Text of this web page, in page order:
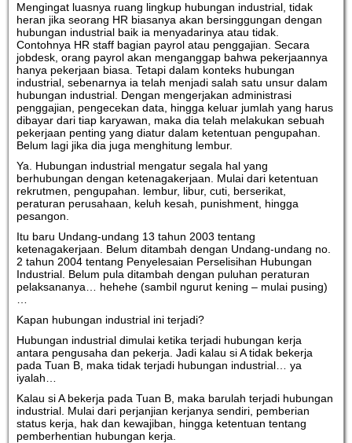
Mengingat luasnya ruang lingkup hubungan industrial, tidak
heran jika seorang HR biasanya akan bersinggungan dengan
hubungan industrial baik ia menyadarinya atau tidak.
Contohnya HR staff bagian payrol atau penggajian. Secara
jobdesk, orang payrol akan menganggap bahwa pekerjaannya
hanya pekerjaan biasa. Tetapi dalam konteks hubungan
industrial, sebenarnya ia telah menjadi salah satu unsur dalam
hubungan industrial. Dengan mengerjakan administrasi
penggajian, pengecekan data, hingga keluar jumlah yang harus
dibayar dari tiap karyawan, maka dia telah melakukan sebuah
pekerjaan penting yang diatur dalam ketentuan pengupahan.
Belum lagi jika dia juga menghitung lembur.
Ya. Hubungan industrial mengatur segala hal yang
berhubungan dengan ketenagakerjaan. Mulai dari ketentuan
rekrutmen, pengupahan. lembur, libur, cuti, berserikat,
peraturan perusahaan, keluh kesah, punishment, hingga
pesangon.
Itu baru Undang-undang 13 tahun 2003 tentang
ketenagakerjaan. Belum ditambah dengan Undang-undang no.
2 tahun 2004 tentang Penyelesaian Perselisihan Hubungan
Industrial. Belum pula ditambah dengan puluhan peraturan
pelaksananya… hehehe (sambil ngurut kening – mulai pusing)
Kapan hubungan industrial ini terjadi?
Hubungan industrial dimulai ketika terjadi hubungan kerja
antara pengusaha dan pekerja. Jadi kalau si A tidak bekerja
pada Tuan B, maka tidak terjadi hubungan industrial… ya
iyalah…
Kalau si A bekerja pada Tuan B, maka barulah terjadi hubungan
industrial. Mulai dari perjanjian kerjanya sendiri, pemberian
status kerja, hak dan kewajiban, hingga ketentuan tentang
pemberhentian hubungan kerja.